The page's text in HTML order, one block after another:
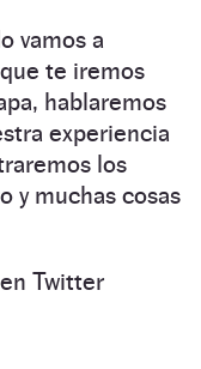
vamos a
te iremos
hablaremos
experiencia
los
y muchas cosas
Twitter